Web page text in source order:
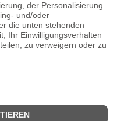
verpflichtet noch
"Fairness im Handel".